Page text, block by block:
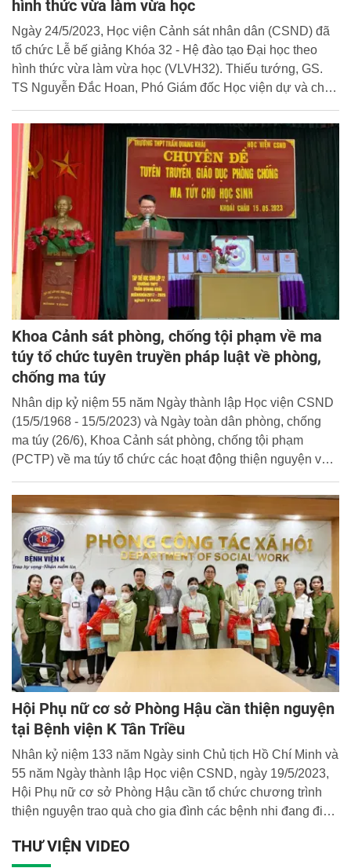
hình thức vừa làm vừa học
Ngày 24/5/2023, Học viện Cảnh sát nhân dân (CSND) đã
tổ chức Lễ bế giảng Khóa 32 - Hệ đào tạo Đại học theo
hình thức vừa làm vừa học (VLVH32). Thiếu tướng, GS.
TS Nguyễn Đắc Hoan, Phó Giám đốc Học viện dự và chủ
Khoa Cảnh sát phòng, chống tội phạm về ma
túy tổ chức tuyên truyền pháp luật về phòng,
chống ma túy
Nhân dịp kỷ niệm 55 năm Ngày thành lập Học viện CSND
(15/5/1968 - 15/5/2023) và Ngày toàn dân phòng, chống
ma túy (26/6), Khoa Cảnh sát phòng, chống tội phạm
(PCTP) về ma túy tổ chức các hoạt động thiện nguyện và
ma túy cho thầy, cô giáo và gần 3.000 em học sinh tại
trường THPT Trần Quang Khải, huyện Khoái Châu, tỉnh
Hưng Yên và Trường THPT Kim Liên, Trường THCS
Phúc Diễn - Thành phố Hà Nội.
Hội Phụ nữ cơ sở Phòng Hậu cần thiện nguyện
tại Bệnh viện K Tân Triều
Nhân kỷ niệm 133 năm Ngày sinh Chủ tịch Hồ Chí Minh và
55 năm Ngày thành lập Học viện CSND, ngày 19/5/2023,
Hội Phụ nữ cơ sở Phòng Hậu cần tổ chức chương trình
thiện nguyện trao quà cho gia đình các bệnh nhi đang điều
THƯ VIỆN VIDEO